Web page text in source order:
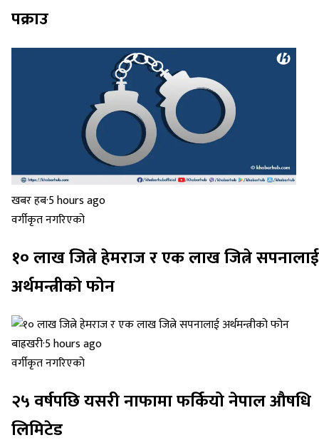
पक्राउ
खबर हब·5 hours ago
वर्गीकृत नगरिएको
१० लाख जित्ने हेमराज र एक लाख जित्ने सपनालाई
अर्थमन्त्रीको फोन
बाह्रखरी·5 hours ago
वर्गीकृत नगरिएको
२५ वर्षपछि यसरी नाफामा फर्कियो नेपाल औषधि
लिमिटेड